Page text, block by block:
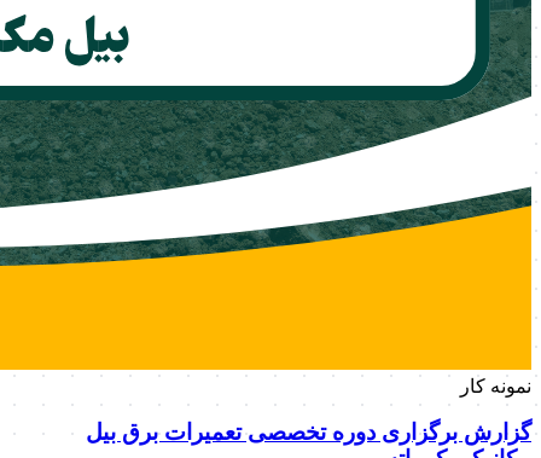
نمونه کار
گزارش برگزاری دوره تخصصی تعمیرات برق بیل